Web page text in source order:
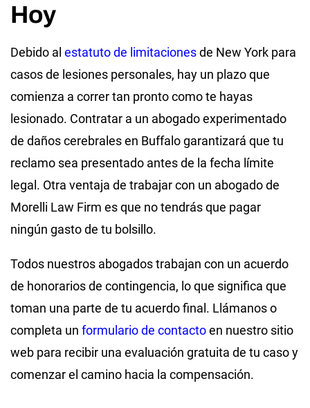
Hoy
Debido al estatuto de limitacionesde New York para
casos de lesiones personales, hay un plazo que
comienza a correr tan pronto como te hayas
lesionado. Contratar a un abogado experimentado
de daños cerebrales en Buffalo garantizará que tu
reclamo sea presentado antes de la fecha límite
legal. Otra ventaja de trabajar con un abogado de
Morelli Law Firm es que no tendrás que pagar
ningún gasto de tu bolsillo.
Todos nuestros abogados trabajan con un acuerdo
de honorarios de contingencia, lo que significa que
toman una parte de tu acuerdo final. Llámanos o
completa un formulario de contactoen nuestro sitio
web para recibir una evaluación gratuita de tu caso y
comenzar el camino hacia la compensación.